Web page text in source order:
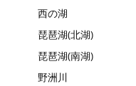
西の湖
琵琶湖(北湖)
琵琶湖(南湖)
野洲川